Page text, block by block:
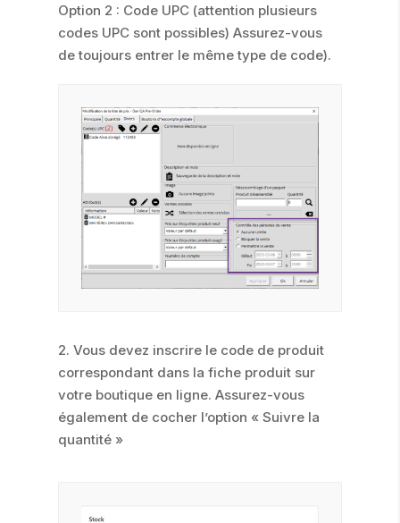
Option 2 : Code UPC (attention plusieurs
codes UPC sont possibles) Assurez-vous
de toujours entrer le même type de code).
2. Vous devez inscrire le code de produit
correspondant dans la fiche produit sur
votre boutique en ligne. Assurez-vous
également de cocher l’option « Suivre la
quantité »